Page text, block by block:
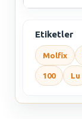
Etiketler
Molfix
100 Lu